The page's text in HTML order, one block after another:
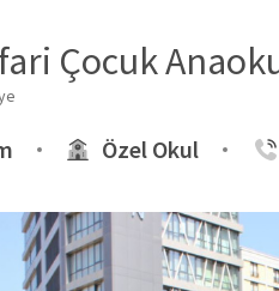
Çocuk
Özel Okul